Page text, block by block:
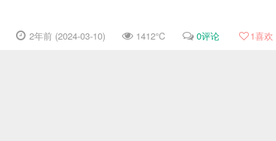
2年前 (2024-03-10) 1412℃ 0评论 1喜欢